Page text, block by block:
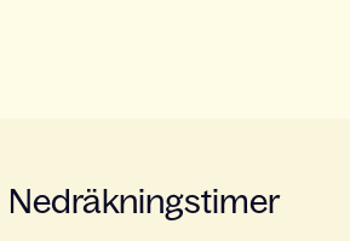
Nedräkningstimer